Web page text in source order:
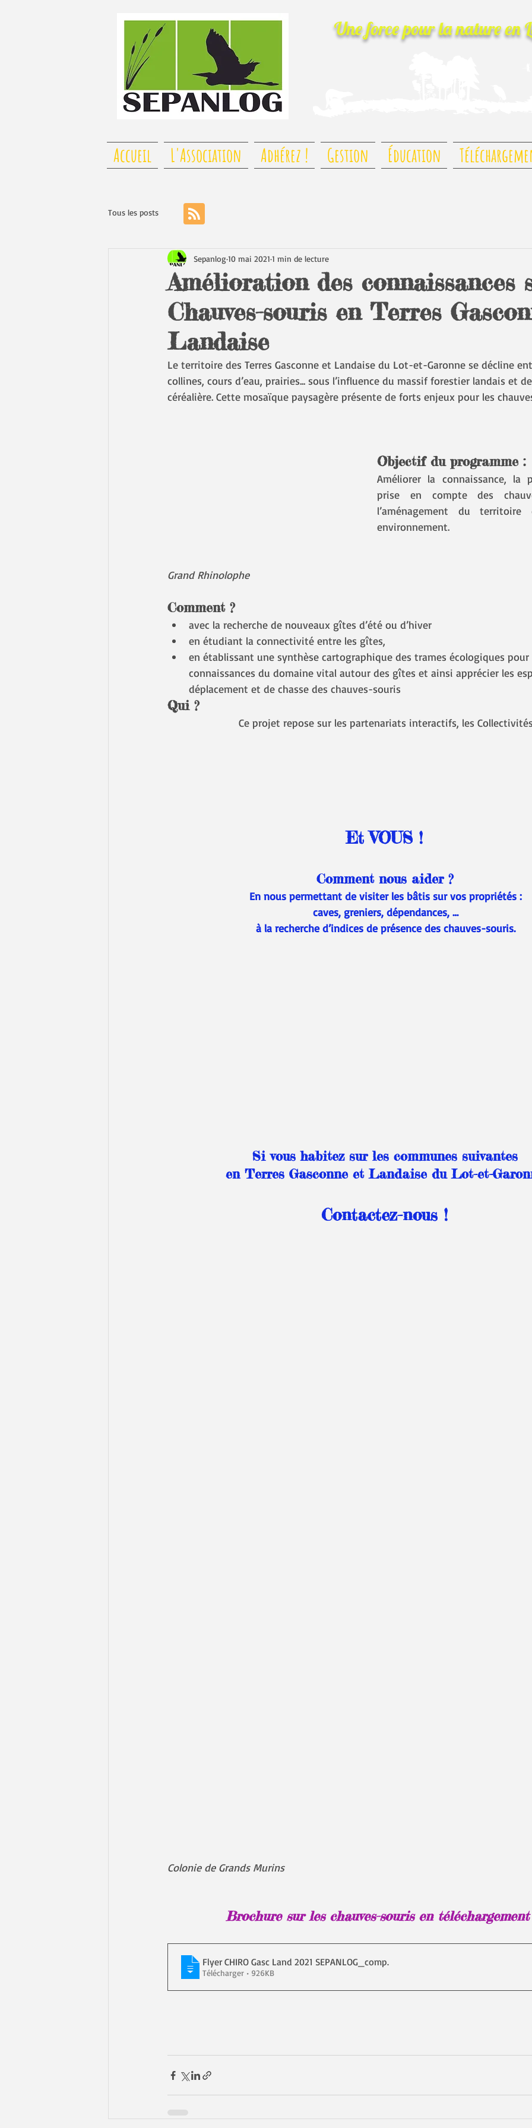
Une force pour la natureen
Accueil L'Association Adhérez ! Gestion Éducation
Tous les posts
Amélioration des connaissances
Chauves-souris en Terres
Landaise
Sepanlog 10 mai 2021 1 min de lecture
Le territoire des Terres Gasconne et Landaise du Lot-et-Garonne se décline
collines, cours d’eau, prairies... sous l’influence du massif forestier landais et
céréalière. Cette mosaïque paysagère présente de forts enjeux pour les
Objectif du programme :
Améliorer la connaissance, la
prise en compte des
l’aménagement du
environnement.
Grand Rhinolophe
Comment ?
avec la recherche de nouveaux gîtes d’été ou d’hiver
en étudiant la connectivité entre les gîtes,
en établissant une synthèse cartographique des trames écologiques
connaissances du domaine vital autour des gîtes et ainsi apprécier les
déplacement et de chasse des chauves-souris
Qui ?
Ce projet repose sur les partenariats interactifs, les
Et VOUS !
Comment nous aider ?
En nous permettant de visiter les bâtis sur vos propriétés :
caves, greniers, dépendances, …
à la recherche d’indices de présence des chauves-souris.
Si vous habitez sur les communes suivantes
en Terres Gasconne et Landaise du Lot-et-
Contactez-nous !
Colonie de Grands Murins
Brochure sur les chauves-souris en
Flyer CHIRO Gasc Land 2021 SEPANLOG_comp.
Télécharger • 926KB